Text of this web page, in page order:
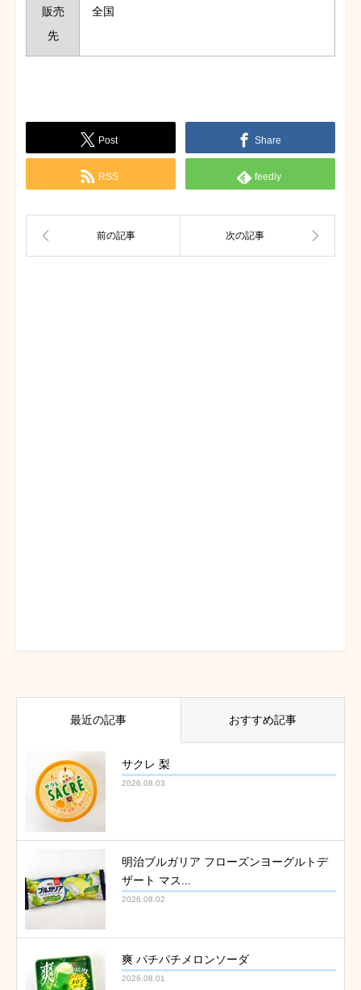
販売
先
全国
Post Share
RSS feedly
最近の記事 おすすめ記事
サクレ 梨
2026.08.03
明治ブルガリア フローズンヨーグルトデ
ザート マス...
2026.08.02
爽 パチパチメロンソーダ
2026.08.01